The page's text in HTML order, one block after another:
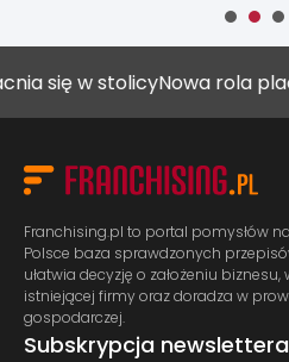
w stolicyNowa rola
Franchising.pl to portal pomysłów
Polsce baza sprawdzonych
ułatwia decyzję o założeniu
istniejącej firmy oraz doradza w
gospodarczej.
Subskrypcja newslettera